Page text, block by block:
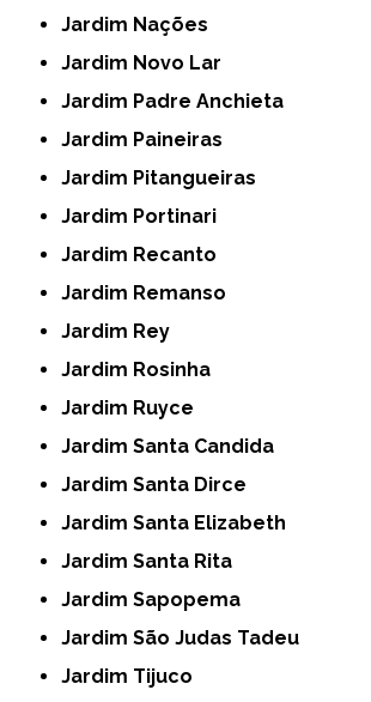
Jardim Nações
Jardim Novo Lar
Jardim Padre Anchieta
Jardim Paineiras
Jardim Pitangueiras
Jardim Portinari
Jardim Recanto
Jardim Remanso
Jardim Rey
Jardim Rosinha
Jardim Ruyce
Jardim Santa Candida
Jardim Santa Dirce
Jardim Santa Elizabeth
Jardim Santa Rita
Jardim Sapopema
Jardim São Judas Tadeu
Jardim Tijuco